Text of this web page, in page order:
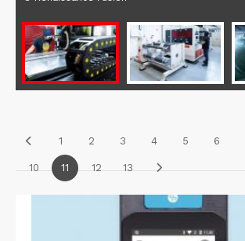
1 2 3 4 5 6
10 11 12 13